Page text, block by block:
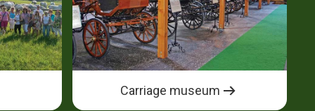
Carriage museum